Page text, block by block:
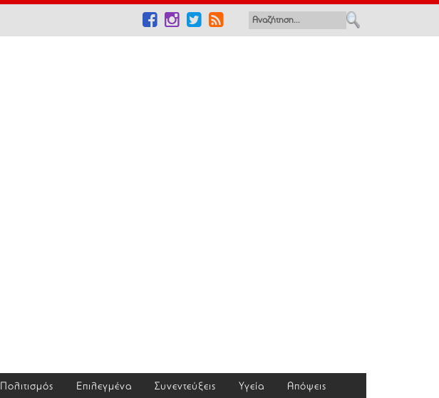
Πολιτισμός Επιλεγμένα Συνεντεύξεις Υγεία Απόψεις